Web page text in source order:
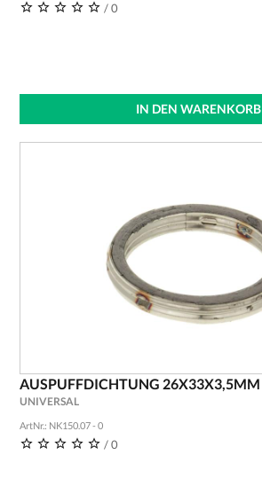
/ 0
IN DEN WARENKORB
AUSPUFFDICHTUNG 26X33X3,5MM
UNIVERSAL
ArtNr.: NK150.07 - 0
/ 0